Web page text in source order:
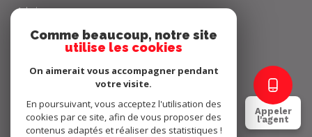
Appeler
l'agent
Admin
Nos honoraires
Cookies
Comme beaucoup, notre site
utilise les cookies
On aimerait vous accompagner pendant
votre visite.
En poursuivant, vous acceptez l'utilisation des
cookies par ce site, afin de vous proposer des
contenus adaptés et réaliser des statistiques !